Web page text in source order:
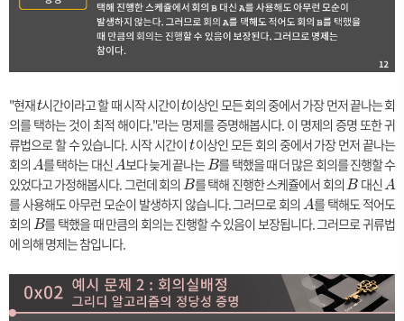
"현재t
t시간이라고 할 때 시작 시간이t
t이상인 모든 회의 중에서 가장 먼저 끝나는 회
의를 택하는 것이 최적 해이다."라는 명제를 증명해봅시다. 이 명제의 증명 또한 귀
류법으로 할 수 있습니다. 시작 시간이t
t이상인 모든 회의 중에서 가장 먼저 끝나는
회의A
A를 택하는 대신A
A보다 늦게 끝나는B
B를 택했을 때 더 많은 회의를 진행할 수
있었다고 가정해봅시다. 그런데 회의 B
B를 택해 진행한 스케쥴에서 회의B
B 대신A
A
를 사용해도 아무런 모순이 발생하지 않습니다. 그러므로 회의A
A를 택해도 적어도
회의 B
B를 택했을 때 만큼의 회의는 진행할 수 있음이 보장됩니다. 그러므로 귀류법
에 의해 명제는 참입니다.